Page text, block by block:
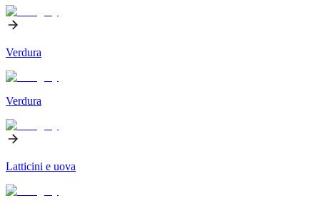
Verdura
Verdura
Latticini e uova